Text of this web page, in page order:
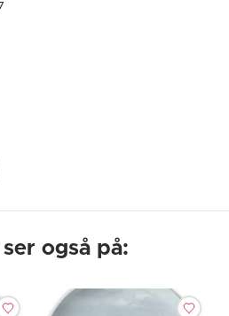
også på: